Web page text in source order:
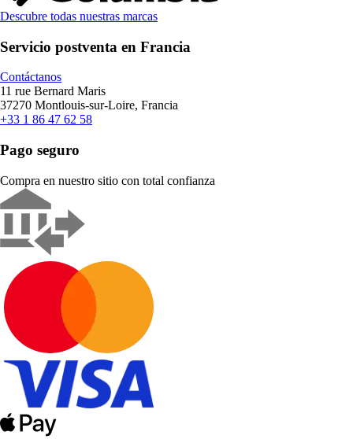
Descubre todas nuestras marcas
Servicio postventa en Francia
Contáctanos
11 rue Bernard Maris
37270 Montlouis-sur-Loire, Francia
+33 1 86 47 62 58
Pago seguro
Compra en nuestro sitio con total confianza